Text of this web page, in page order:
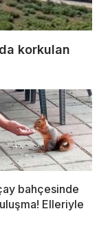
korkulan
bahçesinde
Elleriyle